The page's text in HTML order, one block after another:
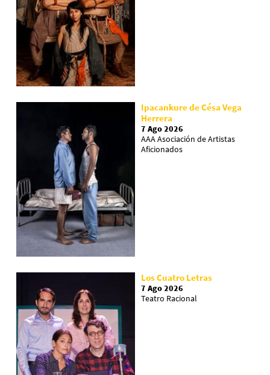
Ipacankure de Césa Vega
Herrera
7 Ago 2026
AAA Asociación de Artistas
Aficionados
Los Cuatro Letras
7 Ago 2026
Teatro Racional